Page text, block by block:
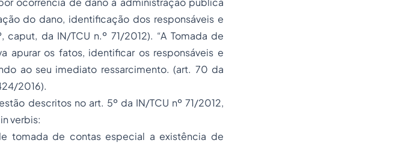
do dano, identificação dos responsáveis e
da IN/TCU n.º 71/2012). “A Tomada de
apurar os fatos, identificar os responsáveis e
ao seu imediato ressarcimento. (art. 70 da
2016).
descritos no art. 5º da IN/TCU nº 71/2012,
verbis:
tomada de contas especial a existência de